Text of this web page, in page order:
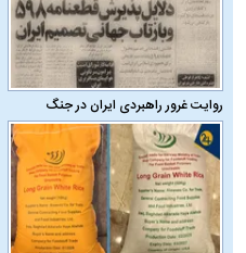
روایت غرور راهبردی ایران در جنگ